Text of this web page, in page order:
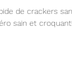
de crackers
sain et croquant!